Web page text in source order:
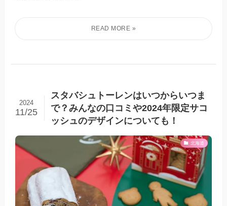
スタバシュトーレンはいつからいつま
で？みんなの口コミや2024年限定サコ
ッシュのデザインについても！
2024
11/25
北海道